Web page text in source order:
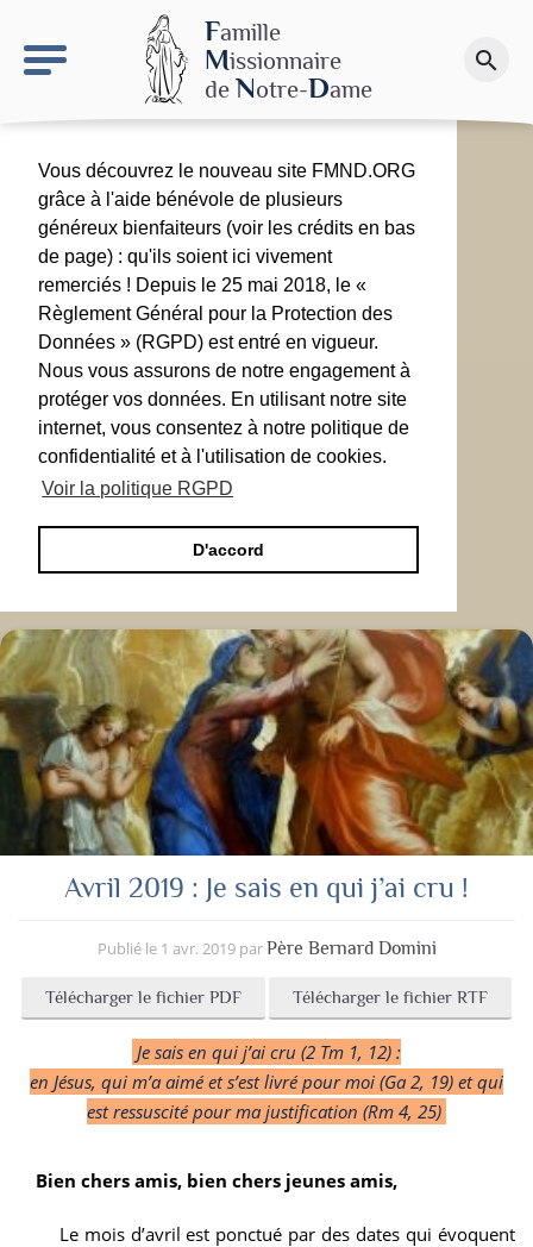
Famille
Missionnaire
de Notre-Dame
search
Faire un don
Vous découvrez le nouveau site FMND.ORG
grâce à l'aide bénévole de plusieurs
généreux bienfaiteurs (voir les crédits en bas
de page) : qu'ils soient ici vivement
remerciés ! Depuis le 25 mai 2018, le «
Règlement Général pour la Protection des
Données » (RGPD) est entré en vigueur.
Nous vous assurons de notre engagement à
protéger vos données. En utilisant notre site
internet, vous consentez à notre politique de
confidentialité et à l'utilisation de cookies.
Voir la politique RGPD
D'accord
Avril 2019 : Je sais en qui j’ai cru !
Publié le 1 avr. 2019 parPère Bernard Domini
Télécharger le fichier PDF Télécharger le fichier RTF
Je sais en qui j’ai cru (2 Tm 1, 12) :
en Jésus, qui m’a aimé et s’est livré pour moi (Ga 2, 19) et qui
est ressuscité pour ma justification (Rm 4, 25)
Bien chers amis, bien chers jeunes amis,
Le mois d’avril est ponctué par des dates qui évoquent